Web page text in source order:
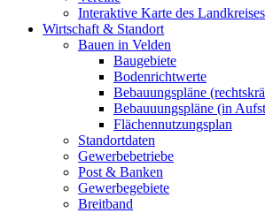
Interaktive Karte des Landkreises
Wirtschaft & Standort
Bauen in Velden
Baugebiete
Bodenrichtwerte
Bebauungspläne
Bebauuungspläne (in
Flächennutzungsplan
Standortdaten
Gewerbebetriebe
Post & Banken
Gewerbegebiete
Breitband